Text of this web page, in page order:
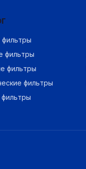
фильтры
фильтры
фильтры